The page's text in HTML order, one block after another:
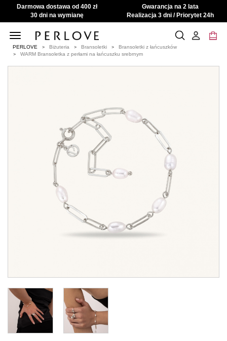
Darmowa dostawa od 400 zł
Gwarancja na 2 lata
30 dni na wymianę
Realizacja 3 dni / Priorytet 24h
Toggle
navigation
PERLOVE Biżuteria Bransoletki
Bransoletki z łańcuszków
WARM Bransoletka z perłami na łańcuszku srebrnym